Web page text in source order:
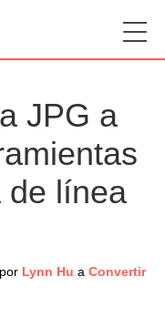
JPG a
de línea
Lynn Hu a Convertir